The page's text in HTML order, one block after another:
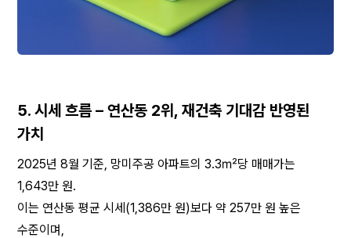
5. 시세 흐름 – 연산동 2위, 재건축 기대감 반영된
가치
2025년 8월 기준, 망미주공 아파트의 3.3㎡당 매매가는
1,643만 원.
이는 연산동 평균 시세(1,386만 원)보다 약 257만 원 높은
수준이며,